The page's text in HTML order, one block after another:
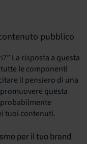
pubblico
La risposta a questa
le componenti
il pensiero di una
questa
tuoi contenuti.
per il tuo brand